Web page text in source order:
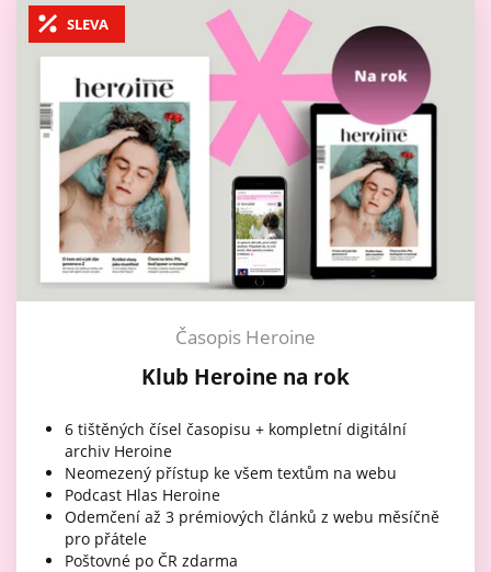
SLEVA
Časopis Heroine
Klub Heroine na rok
6 tištěných čísel časopisu + kompletní digitální
archiv Heroine
Neomezený přístup ke všem textům na webu
Podcast Hlas Heroine
Odemčení až 3 prémiových článků z webu měsíčně
pro přátele
Poštovné po ČR zdarma